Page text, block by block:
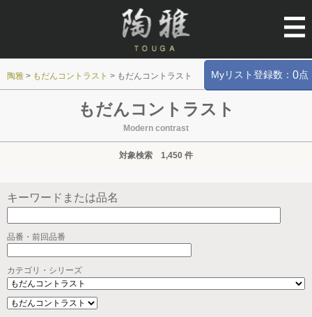
Myリスト登録数： 0点
陶雅 > もだんコントラスト > もだんコントラスト
もだんコントラスト
Modern contrast
対象検索 1,450 件
キーワードまたは品名
品番・前回品番
カテゴリ・シリーズ